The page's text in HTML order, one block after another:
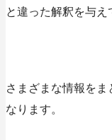
と違った解釈を与え
さまざまな情報を
なります。